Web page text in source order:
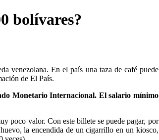
bolívares?
venezolana. En el país una taza de café puede
de El País.
Monetario Internacional. El salario mínimo
poco valor. Con este billete se puede pagar, por
la encendida de un cigarrillo en un kiosco,